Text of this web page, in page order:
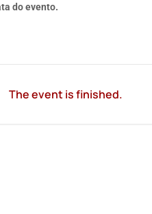
do evento.
The event is finished.